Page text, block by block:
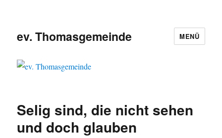
ev. Thomasgemeinde MENÜ
Selig sind, die nicht sehen
und doch glauben